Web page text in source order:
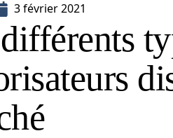
3 février 2021